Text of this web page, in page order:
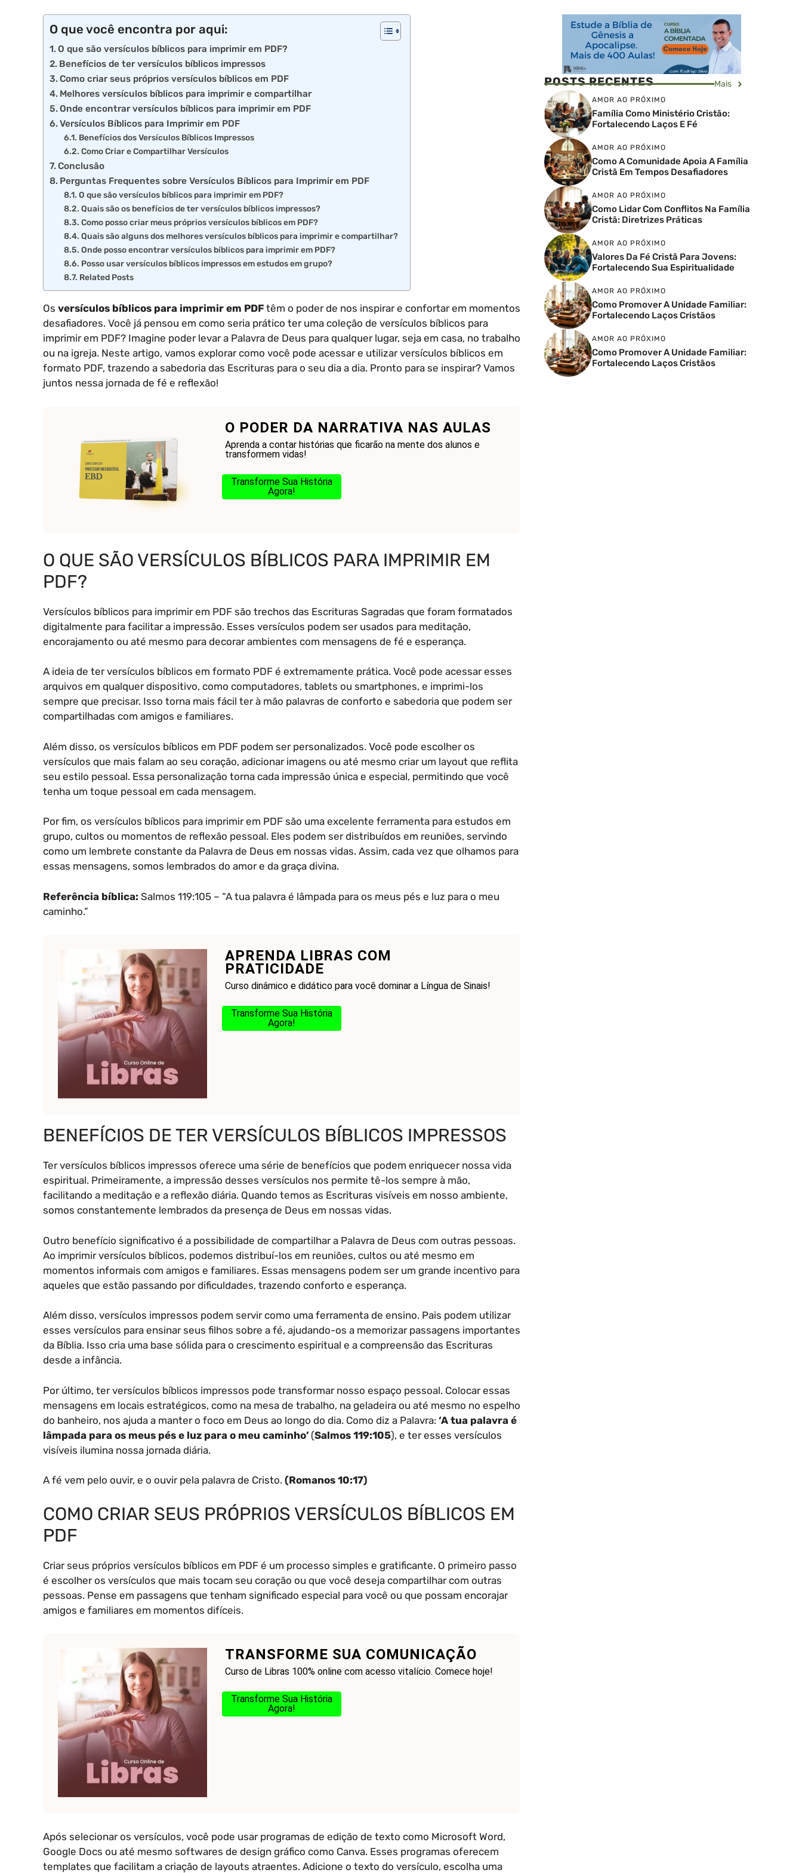
O que você encontra por aqui:
O que são versículos bíblicos para imprimir em PDF?
Benefícios de ter versículos bíblicos impressos
Como criar seus próprios versículos bíblicos em PDF
Melhores versículos bíblicos para imprimir e compartilhar
Onde encontrar versículos bíblicos para imprimir em PDF
Versículos Bíblicos para Imprimir em PDF
Benefícios dos Versículos Bíblicos Impressos
Como Criar e Compartilhar Versículos
Conclusão
Perguntas Frequentes sobre Versículos Bíblicos para Imprimir em PDF
O que são versículos bíblicos para imprimir em PDF?
Quais são os benefícios de ter versículos bíblicos impressos?
Como posso criar meus próprios versículos bíblicos em PDF?
Quais são alguns dos melhores versículos bíblicos para imprimir e compartilhar?
Onde posso encontrar versículos bíblicos para imprimir em PDF?
Posso usar versículos bíblicos impressos em estudos em grupo?
Related Posts
Os versículos bíblicos para imprimir em PDF têm o poder de nos inspirar e confortar em momentos
desafiadores. Você já pensou em como seria prático ter uma coleção de versículos bíblicos para
imprimir em PDF? Imagine poder levar a Palavra de Deus para qualquer lugar, seja em casa, no trabalho
ou na igreja. Neste artigo, vamos explorar como você pode acessar e utilizar versículos bíblicos em
formato PDF, trazendo a sabedoria das Escrituras para o seu dia a dia. Pronto para se inspirar? Vamos
juntos nessa jornada de fé e reflexão!
O PODER DA NARRATIVA NAS AULAS
Aprenda a contar histórias que ficarão na mente dos alunos e
transformem vidas!
Transforme Sua História
Agora!
O QUE SÃO VERSÍCULOS BÍBLICOS PARA IMPRIMIR EM
PDF?
Versículos bíblicos para imprimir em PDF são trechos das Escrituras Sagradas que foram formatados
digitalmente para facilitar a impressão. Esses versículos podem ser usados para meditação,
encorajamento ou até mesmo para decorar ambientes com mensagens de fé e esperança.
A ideia de ter versículos bíblicos em formato PDF é extremamente prática. Você pode acessar esses
arquivos em qualquer dispositivo, como computadores, tablets ou smartphones, e imprimi-los
sempre que precisar. Isso torna mais fácil ter à mão palavras de conforto e sabedoria que podem ser
compartilhadas com amigos e familiares.
Além disso, os versículos bíblicos em PDF podem ser personalizados. Você pode escolher os
versículos que mais falam ao seu coração, adicionar imagens ou até mesmo criar um layout que reflita
seu estilo pessoal. Essa personalização torna cada impressão única e especial, permitindo que você
tenha um toque pessoal em cada mensagem.
Por fim, os versículos bíblicos para imprimir em PDF são uma excelente ferramenta para estudos em
grupo, cultos ou momentos de reflexão pessoal. Eles podem ser distribuídos em reuniões, servindo
como um lembrete constante da Palavra de Deus em nossas vidas. Assim, cada vez que olhamos para
essas mensagens, somos lembrados do amor e da graça divina.
Referência bíblica: Salmos 119:105 – “A tua palavra é lâmpada para os meus pés e luz para o meu
caminho.”
APRENDA LIBRAS COM
PRATICIDADE
Curso dinâmico e didático para você dominar a Língua de Sinais!
Transforme Sua História
Agora!
BENEFÍCIOS DE TER VERSÍCULOS BÍBLICOS IMPRESSOS
Ter versículos bíblicos impressos oferece uma série de benefícios que podem enriquecer nossa vida
espiritual. Primeiramente, a impressão desses versículos nos permite tê-los sempre à mão,
facilitando a meditação e a reflexão diária. Quando temos as Escrituras visíveis em nosso ambiente,
somos constantemente lembrados da presença de Deus em nossas vidas.
Outro benefício significativo é a possibilidade de compartilhar a Palavra de Deus com outras pessoas.
Ao imprimir versículos bíblicos, podemos distribuí-los em reuniões, cultos ou até mesmo em
momentos informais com amigos e familiares. Essas mensagens podem ser um grande incentivo para
aqueles que estão passando por dificuldades, trazendo conforto e esperança.
Além disso, versículos impressos podem servir como uma ferramenta de ensino. Pais podem utilizar
esses versículos para ensinar seus filhos sobre a fé, ajudando-os a memorizar passagens importantes
da Bíblia. Isso cria uma base sólida para o crescimento espiritual e a compreensão das Escrituras
desde a infância.
Por último, ter versículos bíblicos impressos pode transformar nosso espaço pessoal. Colocar essas
mensagens em locais estratégicos, como na mesa de trabalho, na geladeira ou até mesmo no espelho
do banheiro, nos ajuda a manter o foco em Deus ao longo do dia. Como diz a Palavra: ‘A tua palavra é
lâmpada para os meus pés e luz para o meu caminho’ (Salmos 119:105), e ter esses versículos
visíveis ilumina nossa jornada diária.
A fé vem pelo ouvir, e o ouvir pela palavra de Cristo. (Romanos 10:17)
COMO CRIAR SEUS PRÓPRIOS VERSÍCULOS BÍBLICOS EM
PDF
Criar seus próprios versículos bíblicos em PDF é um processo simples e gratificante. O primeiro passo
é escolher os versículos que mais tocam seu coração ou que você deseja compartilhar com outras
pessoas. Pense em passagens que tenham significado especial para você ou que possam encorajar
amigos e familiares em momentos difíceis.
TRANSFORME SUA COMUNICAÇÃO
Curso de Libras 100% online com acesso vitalício. Comece hoje!
Transforme Sua História
Agora!
Após selecionar os versículos, você pode usar programas de edição de texto como Microsoft Word,
Google Docs ou até mesmo softwares de design gráfico como Canva. Esses programas oferecem
templates que facilitam a criação de layouts atraentes. Adicione o texto do versículo, escolha uma
POSTS RECENTES Mais
AMOR AO PRÓXIMO
Família Como Ministério Cristão:
Fortalecendo Laços E Fé
AMOR AO PRÓXIMO
Como A Comunidade Apoia A Família
Cristã Em Tempos Desafiadores
AMOR AO PRÓXIMO
Como Lidar Com Conflitos Na Família
Cristã: Diretrizes Práticas
AMOR AO PRÓXIMO
Valores Da Fé Cristã Para Jovens:
Fortalecendo Sua Espiritualidade
AMOR AO PRÓXIMO
Como Promover A Unidade Familiar:
Fortalecendo Laços Cristãos
AMOR AO PRÓXIMO
Como Promover A Unidade Familiar:
Fortalecendo Laços Cristãos